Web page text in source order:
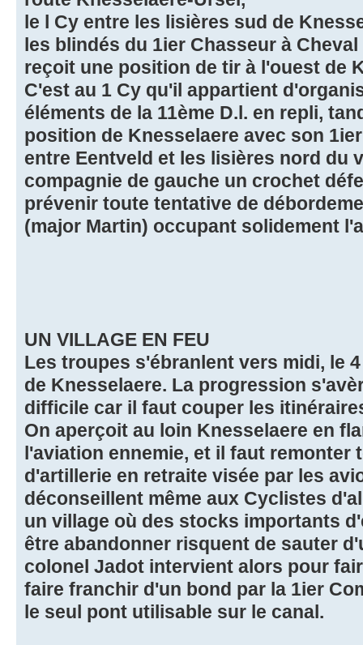
le l Cy entre les lisières sud de
les blindés du 1ier Chasseur à
reçoit une position de tir à l'ouest de
C'est au 1 Cy qu'il appartient
éléments de la 11ème D.l. en repli,
position de Knesselaere avec son
entre Eentveld et les lisières nord du
compagnie de gauche un crochet
prévenir toute tentative de
(major Martin) occupant solidement
UN VILLAGE EN FEU
Les troupes s'ébranlent vers midi, le
de Knesselaere. La progression
difficile car il faut couper les
On aperçoit au loin Knesselaere en
l'aviation ennemie, et il faut remonter
d'artillerie en retraite visée par les
déconseillent même aux Cyclistes
un village où des stocks importants
être abandonner risquent de sauter
colonel Jadot intervient alors pour
faire franchir d'un bond par la 1ier
le seul pont utilisable sur le canal.